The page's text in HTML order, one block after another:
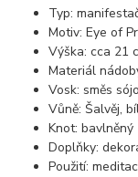
Typ:
Motiv: Eye of
Výška: cca 21
Materiál
Vosk: směs
Vůně: Šalvěj,
Knot: bavlněný
Doplňky:
Použití: